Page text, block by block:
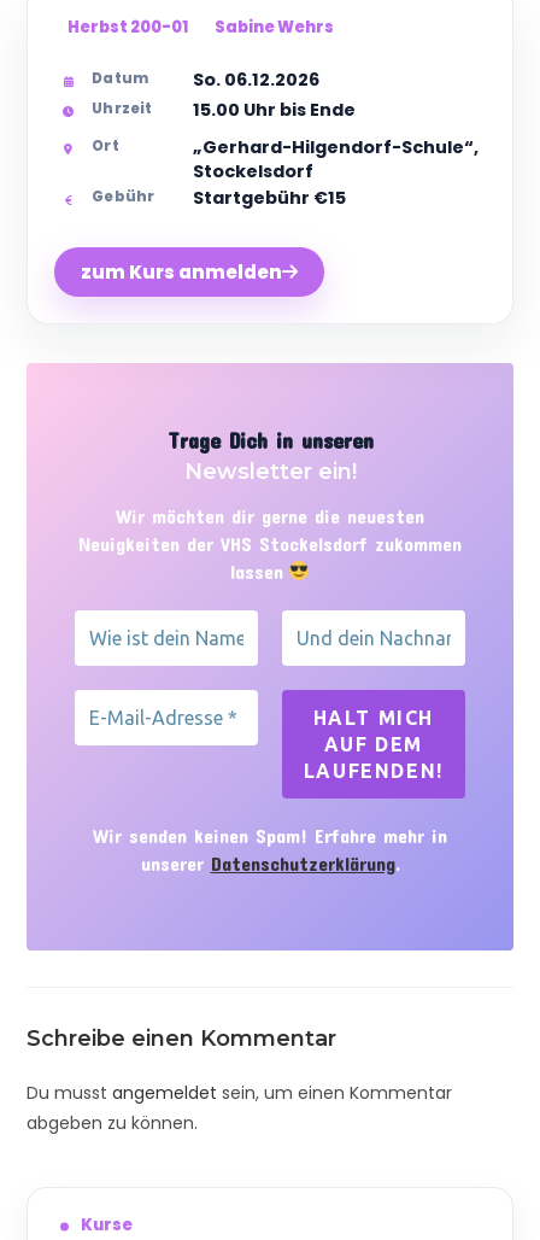
Herbst 200-01 Sabine Wehrs
Datum So. 06.12.2026
Uhrzeit 15.00 Uhr bis Ende
Ort
„Gerhard-Hilgendorf-Schule“,
Stockelsdorf
Gebühr Startgebühr €15
zum Kurs anmelden
Trage Dich in unseren
Newsletter ein!
Wir möchten dir gerne die neuesten
Neuigkeiten der VHS Stockelsdorf zukommen
lassen
Wir senden keinen Spam! Erfahre mehr in
unserer Datenschutzerklärung.
Schreibe einen Kommentar
Du musstangemeldet sein, um einen Kommentar
abgeben zu können.
Kurse